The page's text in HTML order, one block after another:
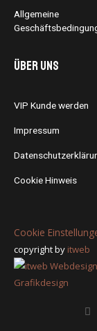
Allgemeine
Über uns
VIP Kunde werden
Impressum
Cookie Hinweis
Cookie
copyright by itweb